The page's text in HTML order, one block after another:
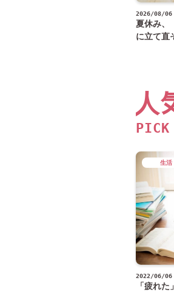
2026/08/06
夏休み、
に立て直
人
PICK
2022/06/06
「疲れ
生活